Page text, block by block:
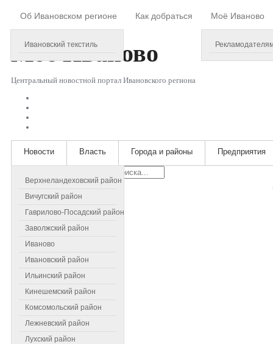
Об Ивановском регионе
Ивановский текстиль
Как добраться Моё Иваново
МоёИваново
Центральный новостной портал Ивановского региона
Новости
Верхнеландеховский район
Вичугский район
Гаврилово-Посадский район
Заволжский район
Иваново
Ивановский район
Ильинский район
Кинешемский район
Комсомольский район
Лежневский район
Лухский район
Власть Города и районы Предприятия